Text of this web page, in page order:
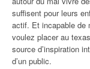
suffisent pour leurs
actif. Et incapable de
voulez placer au
source d’inspiration
d’un public.